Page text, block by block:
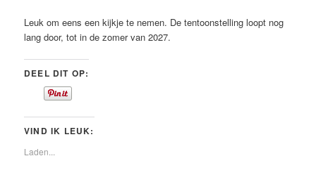
Leuk om eens een kijkje te nemen. De tentoonstelling loopt nog
lang door, tot in de zomer van 2027.
DEEL DIT OP:
VIND IK LEUK:
Laden...